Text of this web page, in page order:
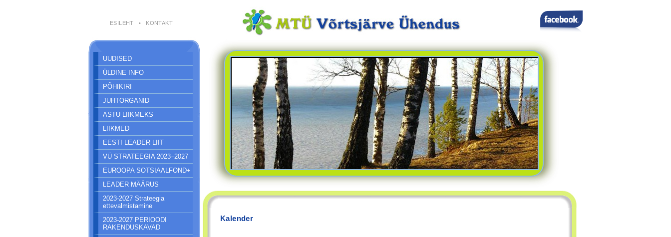
ESILEHT • KONTAKT
UUDISED
ÜLDINE INFO
PÕHIKIRI
JUHTORGANID
ASTU LIIKMEKS
LIIKMED
EESTI LEADER LIIT
VÜ STRATEEGIA 2023–2027
EUROOPA SOTSIAALFOND+
LEADER MÄÄRUS
2023-2027 Strateegia
ettevalmistamine
2023-2027 PERIOODI
RAKENDUSKAVAD
Kalender